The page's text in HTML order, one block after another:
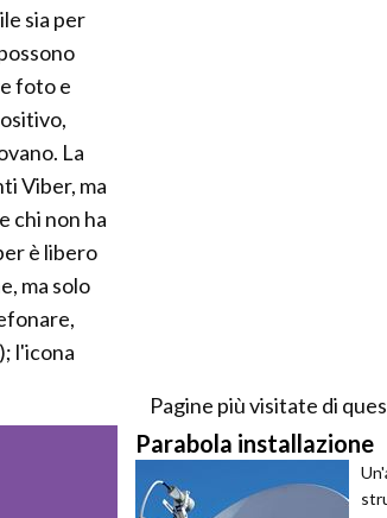
sia per
foto e
La
Viber, ma
chi non ha
è libero
ma solo
l'icona
Pagine più visitate di
Parabola installazione